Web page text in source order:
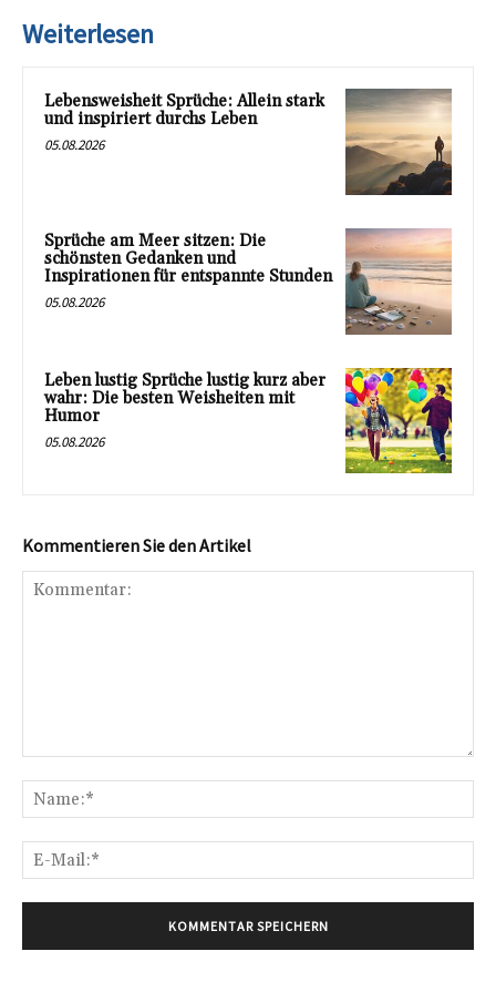
Weiterlesen
Lebensweisheit Sprüche: Allein stark
und inspiriert durchs Leben
05.08.2026
Sprüche am Meer sitzen: Die
schönsten Gedanken und
Inspirationen für entspannte Stunden
05.08.2026
Leben lustig Sprüche lustig kurz aber
wahr: Die besten Weisheiten mit
Humor
05.08.2026
Kommentieren Sie den Artikel